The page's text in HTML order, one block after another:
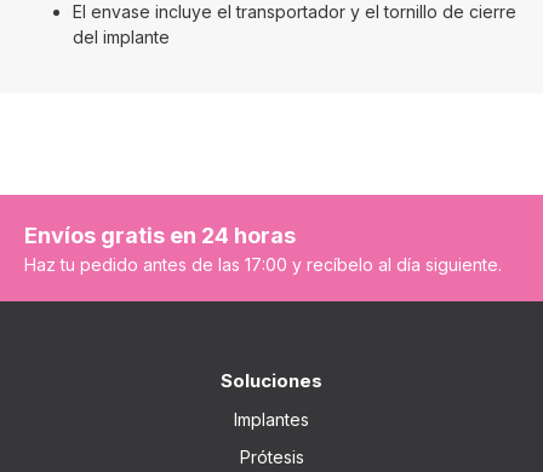
El envase incluye el transportador y el tornillo de cierre
del implante
Envíos gratis en 24 horas
Haz tu pedido antes de las 17:00 y recíbelo al día siguiente.
Soluciones
Implantes
Prótesis